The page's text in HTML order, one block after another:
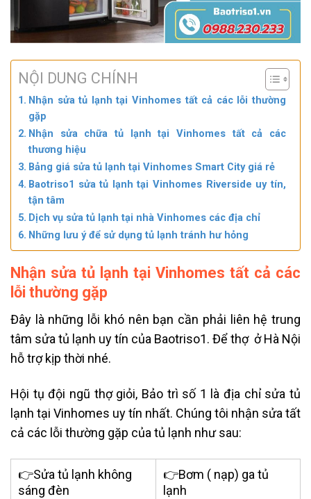
NỘI DUNG CHÍNH
Nhận sửa tủ lạnh tại Vinhomes tất cả các lỗi thường
gặp
Nhận sửa chữa tủ lạnh tại Vinhomes tất cả các
thương hiệu
Bảng giá sửa tủ lạnh tại Vinhomes Smart City giá rẻ
Baotriso1 sửa tủ lạnh tại Vinhomes Riverside uy tín,
tận tâm
Dịch vụ sửa tủ lạnh tại nhà Vinhomes các địa chỉ
Những lưu ý để sử dụng tủ lạnh tránh hư hỏng
Nhận sửa tủ lạnh tại Vinhomes tất cả các
lỗi thường gặp
Đây là những lỗi khó nên bạn cần phải liên hệ trung
tâm sửa tủ lạnh uy tín của Baotriso1. Để thợ ở Hà Nội
hỗ trợ kịp thời nhé.
Hội tụ đội ngũ thợ giỏi, Bảo trì số 1 là địa chỉ sửa tủ
lạnh tại Vinhomes uy tín nhất. Chúng tôi nhận sửa tất
cả các lỗi thường gặp của tủ lạnh như sau:
👉Sửatủ lạnh không
sáng đèn
👉Bơm ( nạp) ga tủ
lạnh